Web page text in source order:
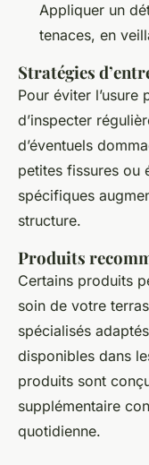
Appliquer un
tenaces, en
Stratégies
Pour éviter l’usure
d’inspecter
d’éventuels
petites fissures ou
spécifiques
structure.
Produits
Certains produits
soin de votre
spécialisés
disponibles dans
produits sont
supplémentaire
quotidienne.